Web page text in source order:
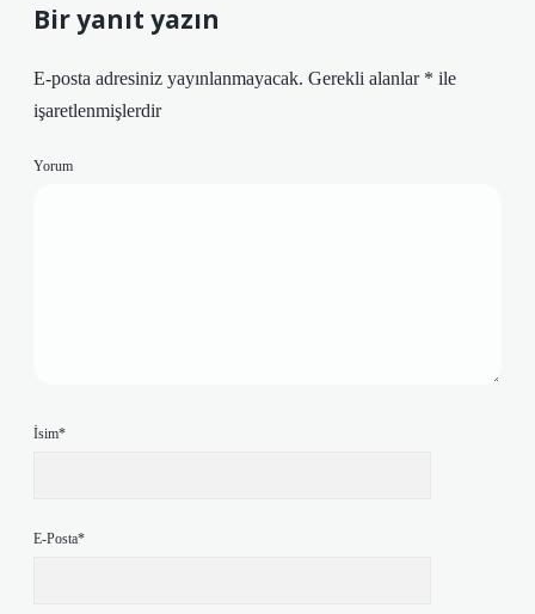
Bir yanıt yazın
E-posta adresiniz yayınlanmayacak. Gerekli alanlar * ile
işaretlenmişlerdir
Yorum
İsim*
E-Posta*